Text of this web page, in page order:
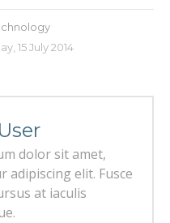
15 July 2014
dolor sit amet,
adipiscing elit. Fusce
at iaculis